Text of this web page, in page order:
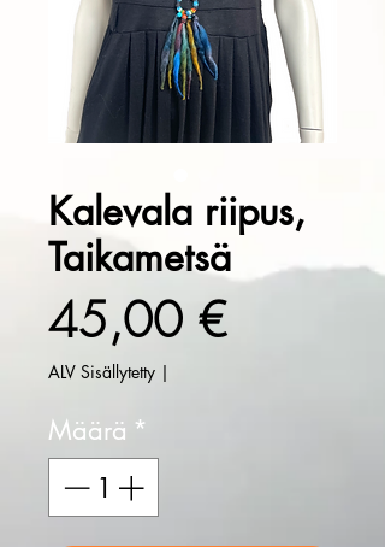
Kalevala riipus,
Taikametsä
45,00 €Hinta
ALV Sisällytetty |
Määrä *